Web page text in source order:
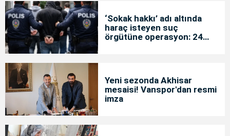
‘Sokak hakkı’ adı altında
haraç isteyen suç
örgütüne operasyon: 24
Yeni sezonda Akhisar
mesaisi! Vanspor'dan resmi
imza